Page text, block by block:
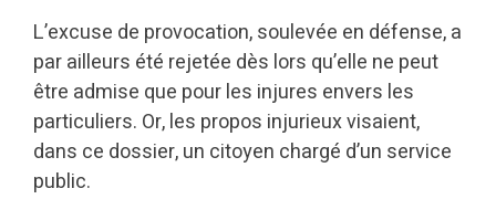
L’excuse de provocation, soulevée en défense, a
par ailleurs été rejetée dès lors qu’elle ne peut
être admise que pour les injures envers les
particuliers. Or, les propos injurieux visaient,
dans ce dossier, un citoyen chargé d’un service
public.